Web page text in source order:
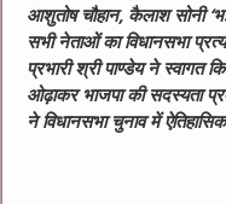
आशुतोष चौहान, कैलाश सोनी
सभी नेताओं का विधानसभा
प्रभारी श्री पाण्डेय ने स्वागत
ओढ़ाकर भाजपा की सदस्यता
ने विधानसभा चुनाव में